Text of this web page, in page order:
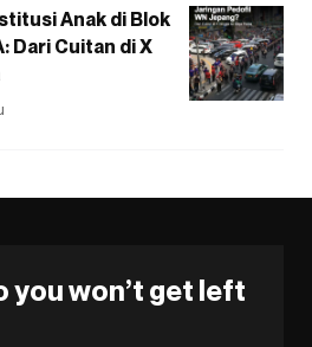
Anak di Blok
Dari Cuitan di X
you won’t get left